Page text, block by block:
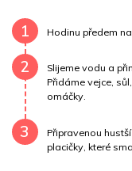
Draslík 287.9 mg
Vitamín A 13817.2
Vitamín B12
Vitamín E7.8 mg
1 Hodinu předem
2
Slijeme vodu a
Přidáme vejce,
omáčky.
3
Připravenou
placičky, které